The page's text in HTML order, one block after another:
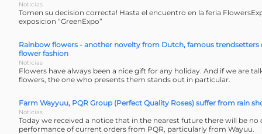
Noticias
Tomen su decision correcta! Hasta el encuentro en la feria
exposicion “GreenExpo”
Rainbow flowers - another novelty from Dutch, famous trendsetters
flower fashion
Noticias
Flowers have always been a nice gift for any holiday. And if we are
flowers, the one who presents them stands out in particular.
Farm Wayyuu, PQR Group (Perfect Quality Roses) suffer from rain
Noticias
Today we received a notice that in the nearest future there will be no
performance of current orders from PQR, particularly from Wayuu.